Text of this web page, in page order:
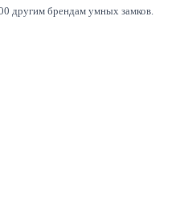
другим брендам умных замков.